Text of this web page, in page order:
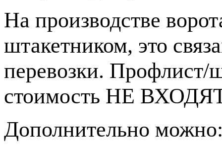
На производстве
штакетником, это
перевозки. Профлист/
стоимость НЕ
Дополнительно